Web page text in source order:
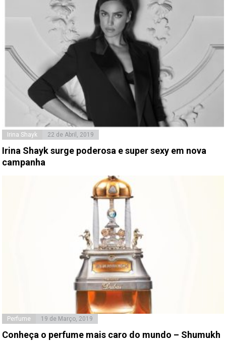
Irina Shayk 22 de Abril, 2019
Irina Shayk surge poderosa e super sexy em nova
campanha
Perfume 19 de Março, 2019
Conheça o perfume mais caro do mundo – Shumukh